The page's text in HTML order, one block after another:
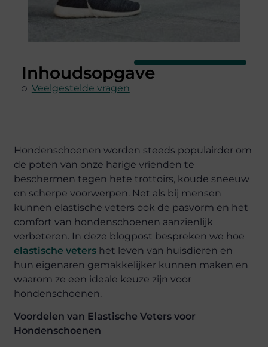
Inhoudsopgave
Veelgestelde vragen
Hondenschoenen worden steeds populairder om
de poten van onze harige vrienden te
beschermen tegen hete trottoirs, koude sneeuw
en scherpe voorwerpen. Net als bij mensen
kunnen elastische veters ook de pasvorm en het
comfort van hondenschoenen aanzienlijk
verbeteren. In deze blogpost bespreken we hoe
elastische veters het leven van huisdieren en
hun eigenaren gemakkelijker kunnen maken en
waarom ze een ideale keuze zijn voor
hondenschoenen.
Voordelen van Elastische Veters voor
Hondenschoenen